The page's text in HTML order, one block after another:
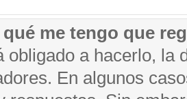
qué me tengo que
obligado a hacerlo, la
En algunos